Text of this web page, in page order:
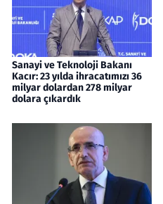
Sanayi ve Teknoloji Bakanı
Kacır: 23 yılda ihracatımızı 36
milyar dolardan 278 milyar
dolara çıkardık